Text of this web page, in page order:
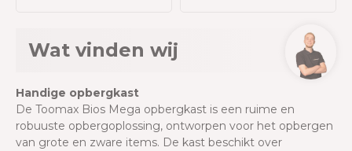
Wat vinden wij
Handige opbergkast
De Toomax Bios Mega opbergkast is een ruime en
robuuste opbergoplossing, ontworpen voor het opbergen
van grote en zware items. De kast beschikt over